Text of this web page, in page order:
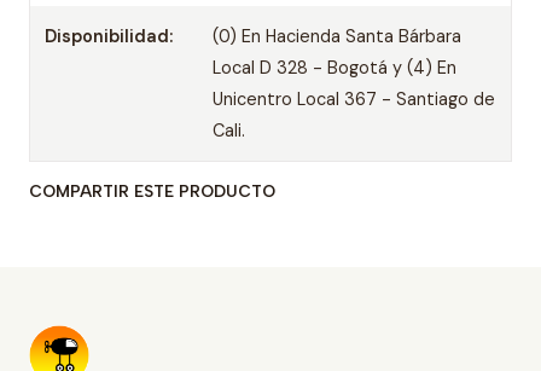
Disponibilidad:
(0) En Hacienda Santa Bárbara
Local D 328 - Bogotá y (4) En
Unicentro Local 367 - Santiago de
Cali.
COMPARTIR ESTE PRODUCTO